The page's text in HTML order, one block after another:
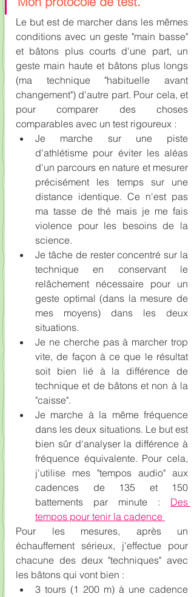
Le but est de marcher dans les mêmes
conditions avec un geste "main basse"
et bâtons plus courts d'une part, un
geste main haute et bâtons plus longs
(ma technique "habituelle avant
changement") d'autre part. Pour cela, et
pour comparer des choses
comparables avec un test rigoureux :
Je marche sur une piste
d'athlétisme pour éviter les aléas
d'un parcours en nature et mesurer
précisément les temps sur une
distance identique. Ce n'est pas
ma tasse de thé mais je me fais
violence pour les besoins de la
science.
Je tâche de rester concentré sur la
technique en conservant le
relâchement nécessaire pour un
geste optimal (dans la mesure de
mes moyens) dans les deux
situations.
Je ne cherche pas à marcher trop
vite, de façon à ce que le résultat
soit bien lié à la différence de
technique et de bâtons et non à la
"caisse".
Je marche à la même fréquence
dans les deux situations. Le but est
bien sûr d'analyser la différence à
fréquence équivalente. Pour cela,
j'utilise mes "tempos audio" aux
cadences de 135 et 150
battements par minute : Des
tempos pour tenir la cadence
Pour les mesures, après un
échauffement sérieux, j'effectue pour
chacune des deux "techniques" avec
les bâtons qui vont bien :
3 tours (1 200 m) à une cadence